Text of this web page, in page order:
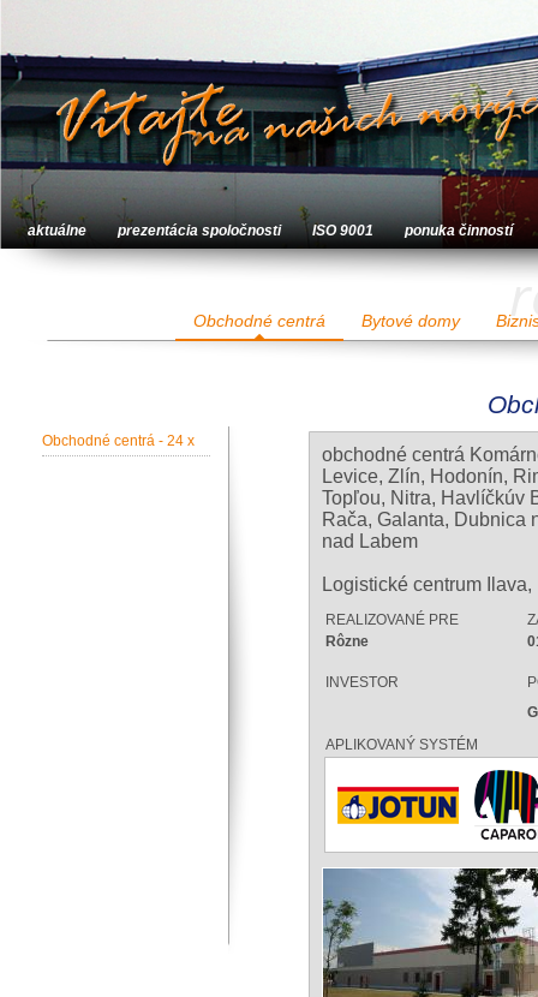
aktuálne prezentácia spoločnosti ISO 9001 ponuka činností
Obchodné centrá Bytové domy
Obchodné centrá - 24 x
obchodné centrá
Levice, Zlín, Hodonín,
Topľou, Nitra, Havlíčkúv
Rača, Galanta, Dubnica
nad Labem
Logistické centrum
REALIZOVANÉ PRE
Rôzne
INVESTOR
APLIKOVANÝ SYSTÉM